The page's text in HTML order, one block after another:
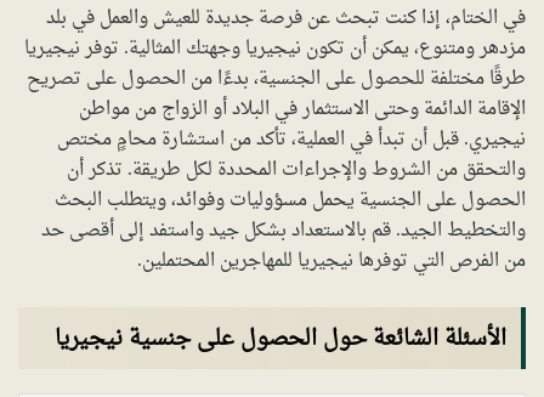
في الختام، إذا كنت تبحث عن فرصة جديدة للعيش والعمل في بلد
مزدهر ومتنوع، يمكن أن تكون نيجيريا وجهتك المثالية. توفر نيجيريا
طرقًا مختلفة للحصول على الجنسية، بدءًا من الحصول على تصريح
الإقامة الدائمة وحتى الاستثمار في البلاد أو الزواج من مواطن
نيجيري. قبل أن تبدأ في العملية، تأكد من استشارة محامٍ مختص
والتحقق من الشروط والإجراءات المحددة لكل طريقة. تذكر أن
الحصول على الجنسية يحمل مسؤوليات وفوائد، ويتطلب البحث
والتخطيط الجيد. قم بالاستعداد بشكل جيد واستفد إلى أقصى حد
من الفرص التي توفرها نيجيريا للمهاجرين المحتملين.
الأسئلة الشائعة حول الحصول على جنسية نيجيريا